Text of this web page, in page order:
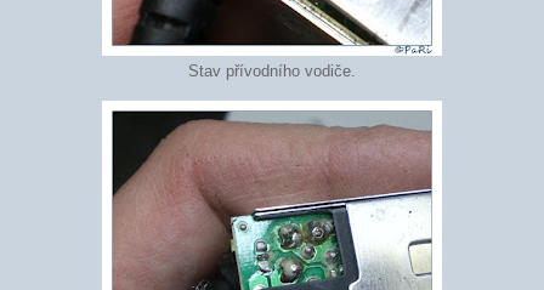
Stav přívodního vodiče.